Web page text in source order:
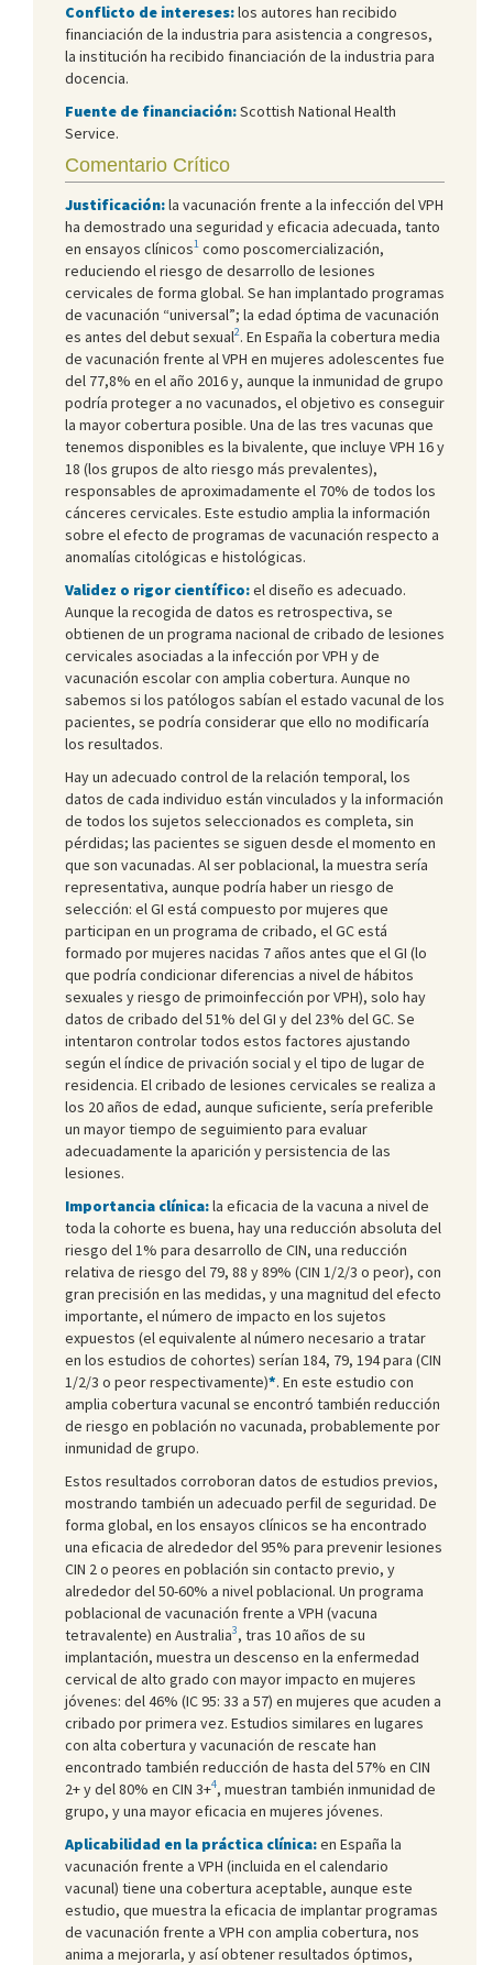
Conflicto de intereses:los autores han recibido
financiación de la industria para asistencia a congresos,
la institución ha recibido financiación de la industria para
docencia.
Fuente de financiación:Scottish National Health
Service.
Comentario Crítico
Justificación:la vacunación frente a la infección del VPH
ha demostrado una seguridad y eficacia adecuada, tanto
en ensayos clínicos1 como poscomercialización,
reduciendo el riesgo de desarrollo de lesiones
cervicales de forma global. Se han implantado programas
de vacunación “universal”; la edad óptima de vacunación
es antes del debut sexual2. En España la cobertura media
de vacunación frente al VPH en mujeres adolescentes fue
del 77,8% en el año 2016 y, aunque la inmunidad de grupo
podría proteger a no vacunados, el objetivo es conseguir
la mayor cobertura posible. Una de las tres vacunas que
tenemos disponibles es la bivalente, que incluye VPH 16 y
18 (los grupos de alto riesgo más prevalentes),
responsables de aproximadamente el 70% de todos los
cánceres cervicales. Este estudio amplia la información
sobre el efecto de programas de vacunación respecto a
anomalías citológicas e histológicas.
Validez o rigor científico:el diseño es adecuado.
Aunque la recogida de datos es retrospectiva, se
obtienen de un programa nacional de cribado de lesiones
cervicales asociadas a la infección por VPH y de
vacunación escolar con amplia cobertura. Aunque no
sabemos si los patólogos sabían el estado vacunal de los
pacientes, se podría considerar que ello no modificaría
los resultados.
Hay un adecuado control de la relación temporal, los
datos de cada individuo están vinculados y la información
de todos los sujetos seleccionados es completa, sin
pérdidas; las pacientes se siguen desde el momento en
que son vacunadas. Al ser poblacional, la muestra sería
representativa, aunque podría haber un riesgo de
selección: el GI está compuesto por mujeres que
participan en un programa de cribado, el GC está
formado por mujeres nacidas 7 años antes que el GI (lo
que podría condicionar diferencias a nivel de hábitos
sexuales y riesgo de primoinfección por VPH), solo hay
datos de cribado del 51% del GI y del 23% del GC. Se
intentaron controlar todos estos factores ajustando
según el índice de privación social y el tipo de lugar de
residencia. El cribado de lesiones cervicales se realiza a
los 20 años de edad, aunque suficiente, sería preferible
un mayor tiempo de seguimiento para evaluar
adecuadamente la aparición y persistencia de las
lesiones.
Importancia clínica:la eficacia de la vacuna a nivel de
toda la cohorte es buena, hay una reducción absoluta del
riesgo del 1% para desarrollo de CIN, una reducción
relativa de riesgo del 79, 88 y 89% (CIN 1/2/3 o peor), con
gran precisión en las medidas, y una magnitud del efecto
importante, el número de impacto en los sujetos
expuestos (el equivalente al número necesario a tratar
en los estudios de cohortes) serían 184, 79, 194 para (CIN
1/2/3 o peor respectivamente)*. En este estudio con
amplia cobertura vacunal se encontró también reducción
de riesgo en población no vacunada, probablemente por
inmunidad de grupo.
Estos resultados corroboran datos de estudios previos,
mostrando también un adecuado perfil de seguridad. De
forma global, en los ensayos clínicos se ha encontrado
una eficacia de alrededor del 95% para prevenir lesiones
CIN 2 o peores en población sin contacto previo, y
alrededor del 50-60% a nivel poblacional. Un programa
poblacional de vacunación frente a VPH (vacuna
tetravalente) en Australia3, tras 10 años de su
implantación, muestra un descenso en la enfermedad
cervical de alto grado con mayor impacto en mujeres
jóvenes: del 46% (IC 95: 33 a 57) en mujeres que acuden a
cribado por primera vez. Estudios similares en lugares
con alta cobertura y vacunación de rescate han
encontrado también reducción de hasta del 57% en CIN
2+ y del 80% en CIN 3+4, muestran también inmunidad de
grupo, y una mayor eficacia en mujeres jóvenes.
Aplicabilidad en la práctica clínica:en España la
vacunación frente a VPH (incluida en el calendario
vacunal) tiene una cobertura aceptable, aunque este
estudio, que muestra la eficacia de implantar programas
de vacunación frente a VPH con amplia cobertura, nos
anima a mejorarla, y así obtener resultados óptimos,